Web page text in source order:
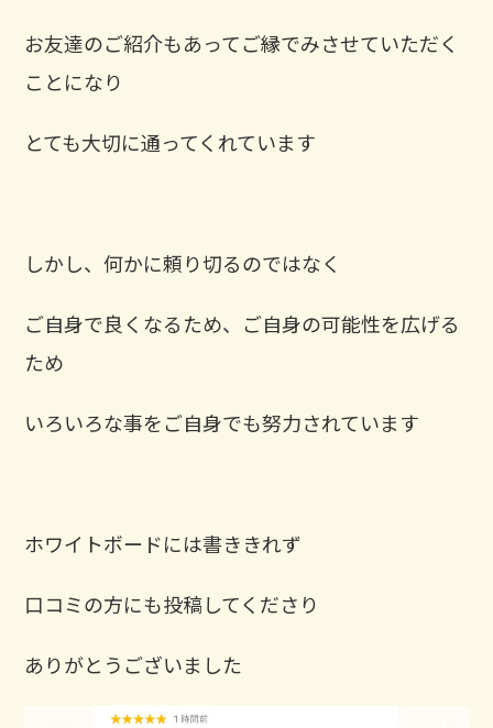
お友達のご紹介もあってご縁でみさせていただく
ことになり
とても大切に通ってくれています
しかし、何かに頼り切るのではなく
ご自身で良くなるため、ご自身の可能性を広げる
ため
いろいろな事をご自身でも努力されています
ホワイトボードには書ききれず
口コミの方にも投稿してくださり
ありがとうございました